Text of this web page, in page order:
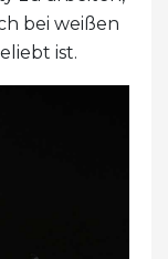
bei weißen
ist.